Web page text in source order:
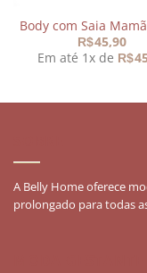
Body com Saia
R$45,90
Em até 1x de R$
A Belly Home oferece
prolongado para todas